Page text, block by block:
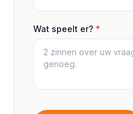
Wat speelt er? *